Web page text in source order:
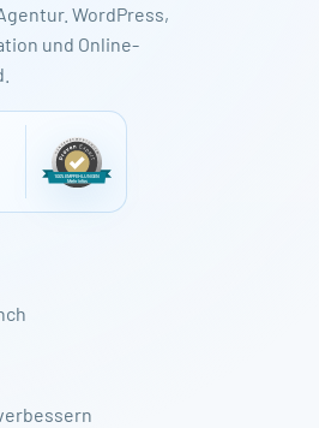
WordPress,
und Online-